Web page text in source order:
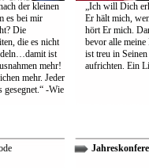
der kleinen
es bei mir
Die
die es nicht
ist
mehr!
mehr. Jeder
gesegnet.“ -Wie
„Ich will Dich
Er hält mich,
hört Er mich.
bevor alle
ist treu in
aufrichten. Ein